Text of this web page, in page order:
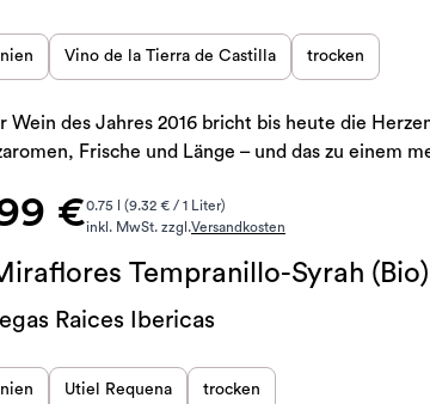
Vino de la Tierra de Castilla trocken
Wein des Jahres 2016 bricht bis heute die
Frische und Länge – und das zu einem
€0.75 l (9.32 € / 1 Liter)
inkl. MwSt. zzgl.Versandkosten
Tempranillo-Syrah
Raices Ibericas
Utiel Requena trocken